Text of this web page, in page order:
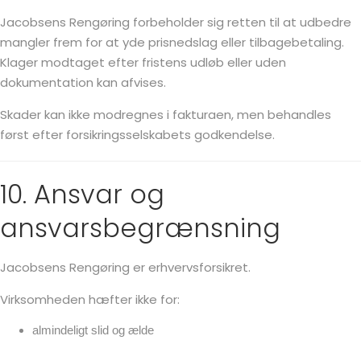
Jacobsens Rengøring forbeholder sig retten til at udbedre
mangler frem for at yde prisnedslag eller tilbagebetaling.
Klager modtaget efter fristens udløb eller uden
dokumentation kan afvises.
Skader kan ikke modregnes i fakturaen, men behandles
først efter forsikringsselskabets godkendelse.
10. Ansvar og
ansvarsbegrænsning
Jacobsens Rengøring er erhvervsforsikret.
Virksomheden hæfter ikke for:
almindeligt slid og ælde